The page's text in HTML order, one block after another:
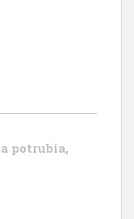
potrubia,